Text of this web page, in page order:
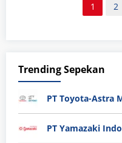
1 2
Trending Sepekan
PT Toyota-Astra
PT Yamazaki